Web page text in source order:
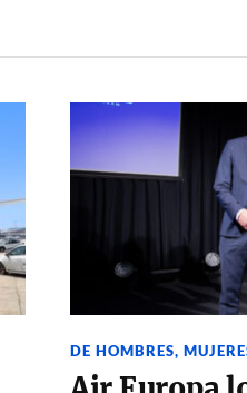
DE HOMBRES,